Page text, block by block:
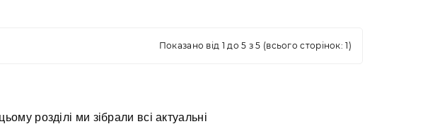
Показано від 1 до 5 з 5 (всього сторінок: 1)
розділі ми зібрали всі актуальні